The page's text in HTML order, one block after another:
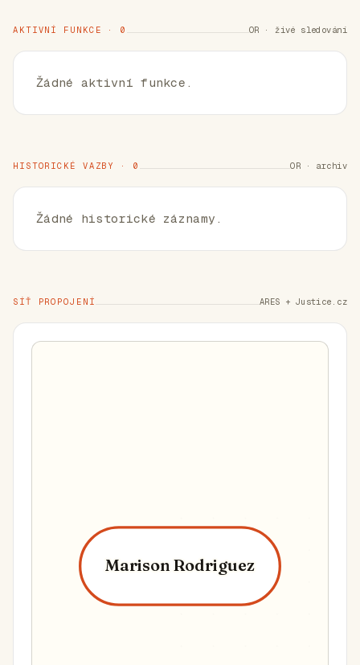
AKTIVNÍ FUNKCE · 0 OR · živé sledování
Žádné aktivní funkce.
HISTORICKÉ VAZBY · 0 OR · archiv
Žádné historické záznamy.
SÍŤ PROPOJENÍ ARES + Justice.cz
Marison Rodriguez